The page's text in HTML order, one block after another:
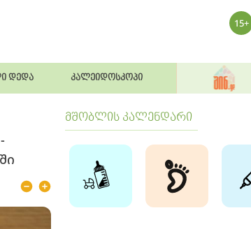
დედა კალეიდოსკოპი
მშობლის კალენდარი